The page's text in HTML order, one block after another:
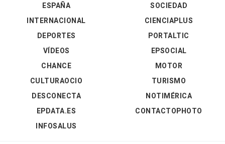
ESPAÑA
INTERNACIONAL
DEPORTES
VÍDEOS
SOCIEDAD
CIENCIAPLUS
PORTALTIC
EPSOCIAL
CHANCE
CULTURAOCIO
DESCONECTA
EPDATA.ES
INFOSALUS
MOTOR
TURISMO
NOTIMÉRICA
CONTACTOPHOTO